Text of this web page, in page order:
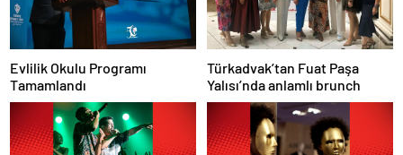
Evlilik Okulu Programı
Tamamlandı
Türkadvak’tan Fuat Paşa
Yalısı’nda anlamlı brunch